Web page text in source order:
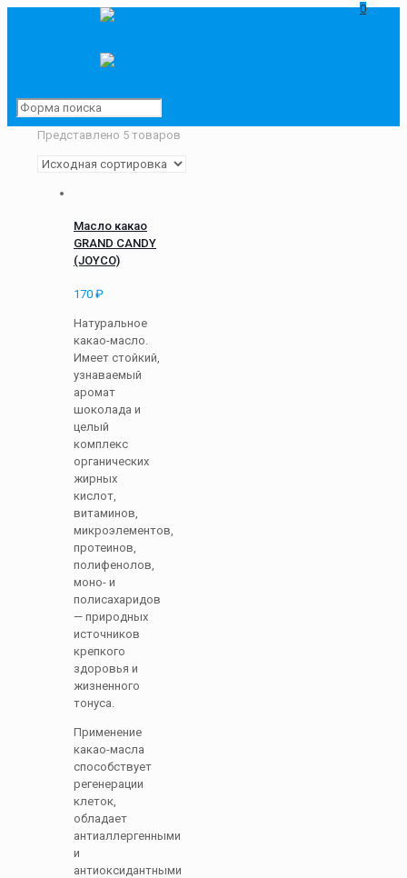
0
Представлено 5 товаров
Масло какао
GRAND CANDY
(JOYCO)
170 ₽
Натуральное
какао-масло.
Имеет стойкий,
узнаваемый
аромат
шоколада и
целый
комплекс
органических
жирных
кислот,
витаминов,
микроэлементов,
протеинов,
полифенолов,
моно- и
полисахаридов
— природных
источников
крепкого
здоровья и
жизненного
тонуса.
Применение
какао-масла
способствует
регенерации
клеток,
обладает
антиаллергенными
и
антиоксидантными